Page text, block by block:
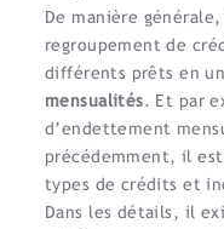
De manière
regroupement de
différents prêts en
mensualités. Et par
d’endettement
précédemment, il
types de crédits et
Dans les détails, il